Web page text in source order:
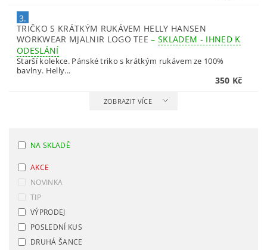
3.
TRIČKO S KRÁTKÝM RUKÁVEM HELLY HANSEN
WORKWEAR MJALNIR LOGO TEE–SKLADEM - IHNED K
ODESLÁNÍ
Starší kolekce. Pánské triko s krátkým rukávem ze 100%
bavlny. Helly...
350 Kč
ZOBRAZIT VÍCE
NA SKLADĚ
AKCE
NOVINKA
TIP
VÝPRODEJ
POSLEDNÍ KUS
DRUHÁ ŠANCE